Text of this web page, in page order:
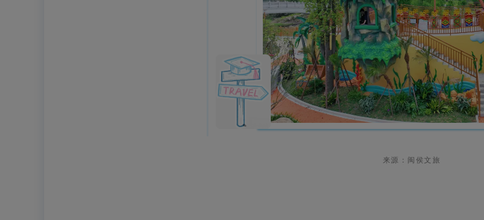
来源：闽侯文旅